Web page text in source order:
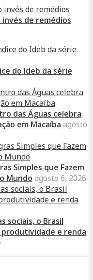
de remédios
do Ideb da série
das Águas celebra
em Macaíba agosto
Simples que Fazem
Mundo agosto 6, 2026
sociais, o Brasil
e renda